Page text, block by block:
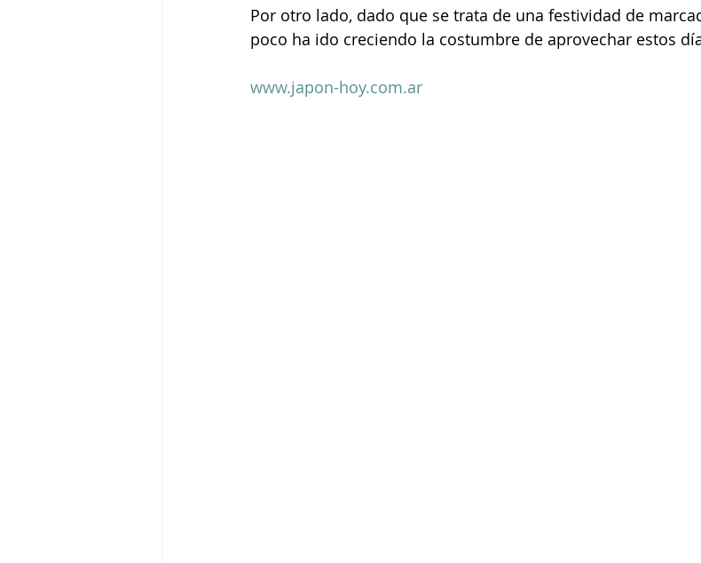
Por otro lado, dado que se trata de una festividad de
poco ha ido creciendo la costumbre de aprovechar estos
www.japon-hoy.com.ar